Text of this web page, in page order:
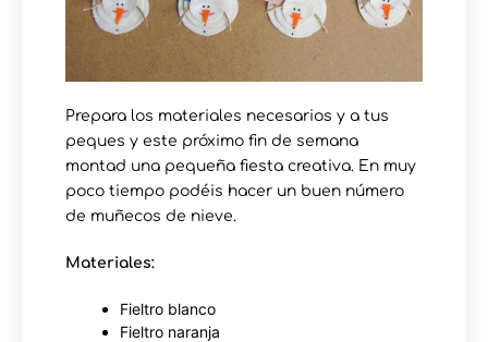
Prepara los materiales necesarios y a tus
peques y este próximo fin de semana
montad una pequeña fiesta creativa. En muy
poco tiempo podéis hacer un buen número
de muñecos de nieve.
Materiales:
Fieltro blanco
Fieltro naranja